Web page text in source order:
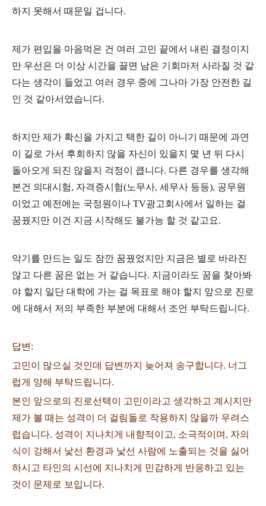
하지 못해서 때문일 겁니다.
제가 편입을 마음먹은 건 여러 고민 끝에서 내린 결정이지
만 우선은 더 이상 시간을 끌면 남은 기회마저 사라질 것 같
다는 생각이 들었고 여러 경우 중에 그나마 가장 안전한 길
인 것 같아서였습니다.
하지만 제가 확신을 가지고 택한 길이 아니기 때문에 과연
이 길로 가서 후회하지 않을 자신이 있을지 몇 년 뒤 다시
돌아오게 되진 않을지 걱정이 큽니다. 다른 경우를 생각해
본건 의대시험, 자격증시험(노무사, 세무사 등등), 공무원
이었고 예전에는 국정원이나 TV광고회사에서 일하는 걸
꿈꿨지만 이건 지금 시작해도 불가능 할 것 같고요.
악기를 만드는 일도 잠깐 꿈꿨었지만 지금은 별로 바라진
않고 다른 꿈은 없는 거 같습니다. 지금이라도 꿈을 찾아봐
야 할지 일단 대학에 가는 걸 목표로 해야 할지 앞으로 진로
에 대해서 저의 부족한 부분에 대해서 조언 부탁드립니다.
답변:
고민이 많으실 것인데 답변까지 늦어져 송구합니다. 너그
럽게 양해 부탁드립니다.
본인 앞으로의 진로선택이 고민이라고 생각하고 계시지만
제가 볼 때는 성격이 더 걸림돌로 작용하지 않을까 우려스
럽습니다. 성격이 지나치게 내향적이고, 소극적이며, 자의
식이 강해서 낯선 환경과 낯선 사람에 노출되는 것을 싫어
하시고 타인의 시선에 지나치게 민감하게 반응하고 있는
것이 문제로 보입니다.